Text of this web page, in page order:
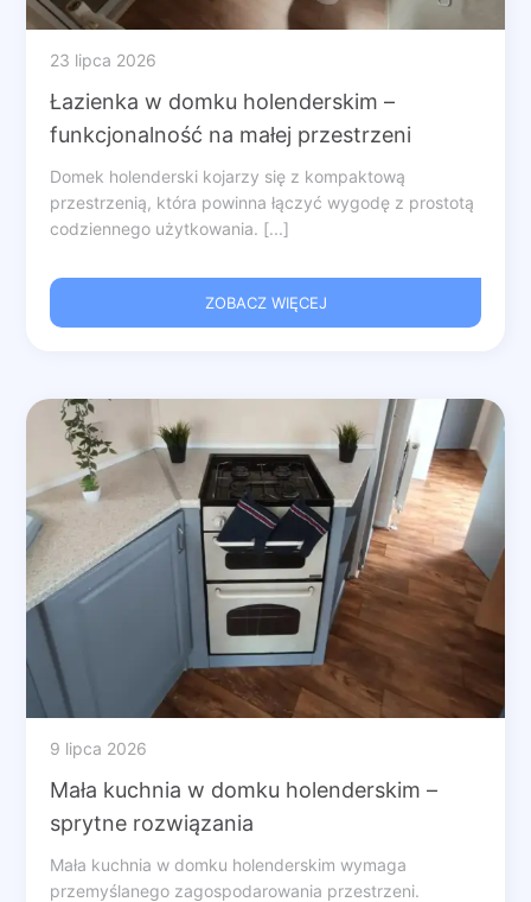
23 lipca 2026
Łazienka w domku holenderskim –
funkcjonalność na małej przestrzeni
Domek holenderski kojarzy się z kompaktową
przestrzenią, która powinna łączyć wygodę z prostotą
codziennego użytkowania. [...]
ZOBACZ WIĘCEJ
9 lipca 2026
Mała kuchnia w domku holenderskim –
sprytne rozwiązania
Mała kuchnia w domku holenderskim wymaga
przemyślanego zagospodarowania przestrzeni.